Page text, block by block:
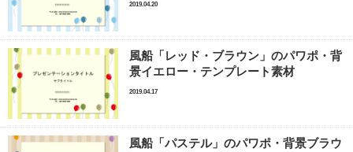
2019.04.20
風船「レッド・ブラウン」のパワポ・背
景イエロー・テンプレート素材
2019.04.17
風船「パステル」のパワポ・背景ブラウ